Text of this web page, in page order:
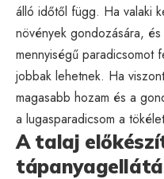
álló időtől függ. Ha valaki
növények gondozására,
mennyiségű paradicsomot
jobbak lehetnek. Ha
magasabb hozam és a
a lugasparadicsom a
A talaj